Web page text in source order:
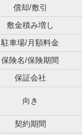
償却/敷引
敷金積み増し
駐車場/月額料金
保険名/保険期間
保証会社
向き
契約期間